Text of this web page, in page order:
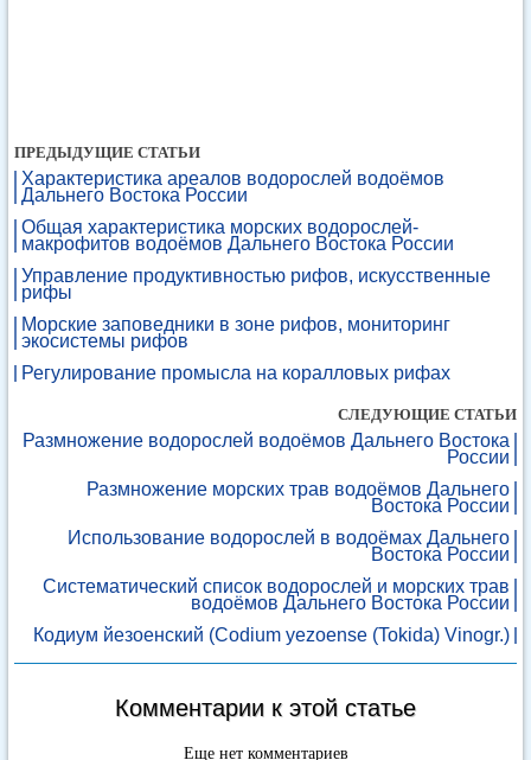
ПРЕДЫДУЩИЕ СТАТЬИ
Характеристика ареалов водорослей водоёмов
Дальнего Востока России
Общая характеристика морских водорослей-
макрофитов водоёмов Дальнего Востока России
Управление продуктивностью рифов, искусственные
рифы
Морские заповедники в зоне рифов, мониторинг
экосистемы рифов
Регулирование промысла на коралловых рифах
СЛЕДУЮЩИЕ СТАТЬИ
Размножение водорослей водоёмов Дальнего Востока
России
Размножение морских трав водоёмов Дальнего
Востока России
Использование водорослей в водоёмах Дальнего
Востока России
Cистематический список водорослей и морских трав
водоёмов Дальнего Востока России
Кодиум йезоенский (Codium yezoense (Tokida) Vinogr.)
Комментарии к этой статье
Еще нет комментариев